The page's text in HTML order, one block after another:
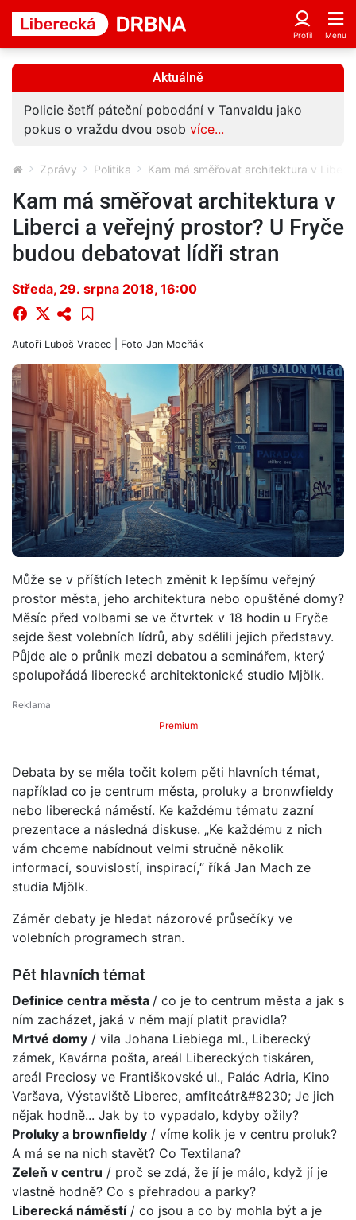
Aktuálně
Policie šetří páteční pobodání v Tanvaldu jako
pokus o vraždu dvou osob více...
Zprávy Politika Kam má směřovat architektura v
Kam má směřovat architektura v
Liberci a veřejný prostor? U Fryče
budou debatovat lídři stran
Středa, 29. srpna 2018, 16:00
Autoři Luboš Vrabec | Foto Jan Mocňák
Může se v příštích letech změnit k lepšímu veřejný
prostor města, jeho architektura nebo opuštěné domy?
Měsíc před volbami se ve čtvrtek v 18 hodin u Fryče
sejde šest volebních lídrů, aby sdělili jejich představy.
Půjde ale o průnik mezi debatou a seminářem, který
spolupořádá liberecké architektonické studio Mjölk.
Premium
Debata by se měla točit kolem pěti hlavních témat,
například co je centrum města, proluky a bronwfieldy
nebo liberecká náměstí. Ke každému tématu zazní
prezentace a následná diskuse. „Ke každému z nich
vám chceme nabídnout velmi stručně několik
informací, souvislostí, inspirací,“ říká Jan Mach ze
studia Mjölk.
Záměr debaty je hledat názorové průsečíky ve
volebních programech stran.
Pět hlavních témat
Definice centra města / co je to centrum města a jak s
ním zacházet, jaká v něm mají platit pravidla?
Mrtvé domy / vila Johana Liebiega ml., Liberecký
zámek, Kavárna pošta, areál Libereckých tiskáren,
areál Preciosy ve Františkovské ul., Palác Adria, Kino
Varšava, Výstaviště Liberec, amfiteátr&#8230; Je jich
nějak hodně... Jak by to vypadalo, kdyby ožily?
Proluky a brownfieldy / víme kolik je v centru proluk?
A má se na nich stavět? Co Textilana?
Zeleň v centru / proč se zdá, že jí je málo, když jí je
vlastně hodně? Co s přehradou a parky?
Liberecká náměstí/ co jsou a co by mohla být a je